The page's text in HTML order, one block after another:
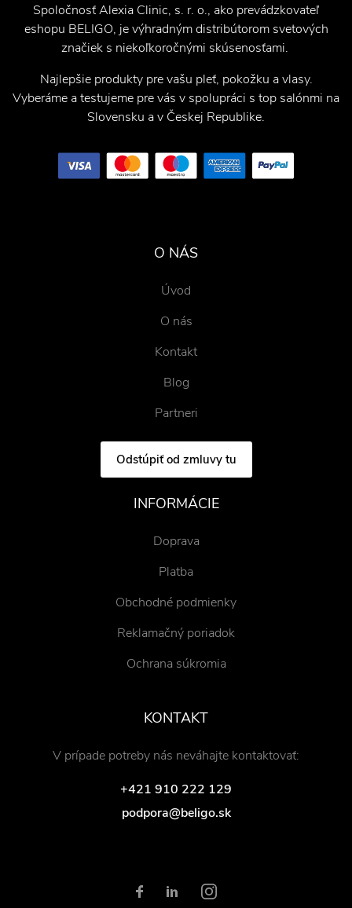
Spoločnosť Alexia Clinic, s. r. o., ako prevádzkovateľ
eshopu BELIGO, je výhradným distribútorom svetových
značiek s niekoľkoročnými skúsenosťami.
Najlepšie produkty pre vašu pleť, pokožku a vlasy.
Vyberáme a testujeme pre vás v spolupráci s top salónmi na
Slovensku a v Českej Republike.
O NÁS
Úvod
O nás
Kontakt
Blog
Partneri
Odstúpiť od zmluvy tu
INFORMÁCIE
Doprava
Platba
Obchodné podmienky
Reklamačný poriadok
Ochrana súkromia
KONTAKT
V prípade potreby nás neváhajte kontaktovať:
+421 910 222 129
podpora@beligo.sk